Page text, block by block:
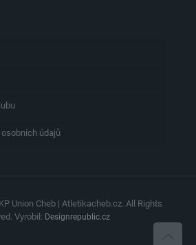
údajů
Union Cheb | Atletikacheb.cz. All Rights
Vyrobil: Designrepublic.cz